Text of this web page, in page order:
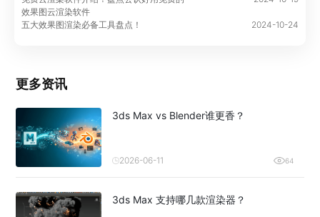
效果图云渲染软件
五大效果图渲染必备工具盘点！ 2024-10-24
更多资讯
3ds Max vs Blender谁更香？
2026-06-11 64
3ds Max 支持哪几款渲染器？